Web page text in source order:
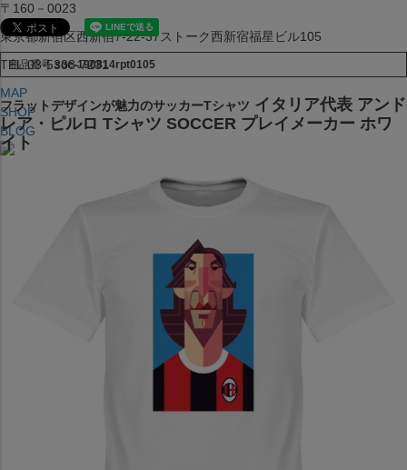
〒160－0023
東京都新宿区西新宿7-22-37ストーク西新宿福星ビル105
TEL:03-5338-7231
MAP
SHOP
BLOG
セレクション大阪店BIGSTEP 2F
営業：平日・土日祝12:00～19:00
大阪府大阪市中央区西心斎橋1丁目6番14号
商品番号 soc-190814rpt0105
フラットデザインが魅力のサッカーTシャツ イタリア代表 アンド
レア・ピルロ Tシャツ SOCCER プレイメーカー ホワ
イト